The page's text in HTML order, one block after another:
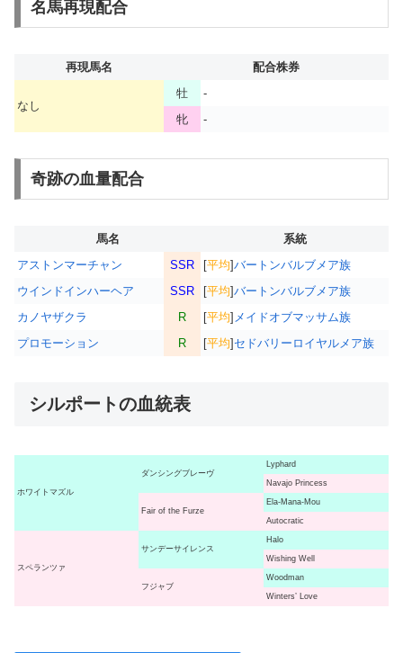
名馬再現配合
再現馬名 配合株券
なし
牡
-
牝
-
奇跡の血量配合
馬名
系統
アストンマーチャン
SSR [平均]バートンバルブメア族
ウインドインハーヘア
SSR [平均]バートンバルブメア族
カノヤザクラ
R [平均] メイドオブマッサム族
プロモーション
R [平均] セドバリーロイヤルメア族
シルポートの血統表
ホワイトマズル
ダンシングブレーヴ
Lyphard
Navajo Princess
Fair of the Furze
Ela-Mana-Mou
Autocratic
スペランツァ
サンデーサイレンス
Halo
Wishing Well
フジャブ
Woodman
Winters’ Love